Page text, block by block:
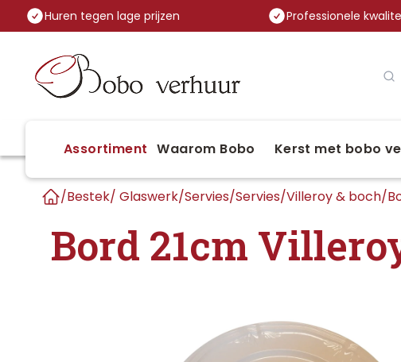
Huren tegen lage prijzen Professionele
Assortiment Waarom Bobo Kerst met bobo
/Bestek/ Glaswerk/Servies/Servies/Villeroy & boch/
Bord 21cm